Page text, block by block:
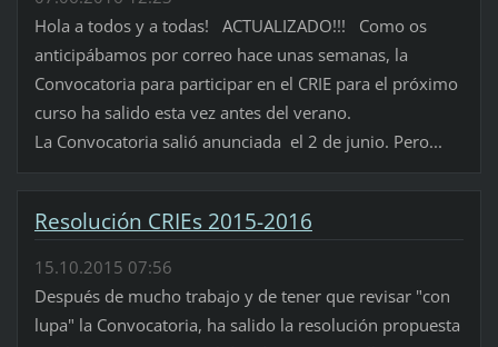
Hola a todos y a todas! ACTUALIZADO!!! Como os
anticipábamos por correo hace unas semanas, la
Convocatoria para participar en el CRIE para el próximo
curso ha salido esta vez antes del verano.
La Convocatoria salió anunciada el 2 de junio. Pero...
Resolución CRIEs 2015-2016
15.10.2015 07:56
Después de mucho trabajo y de tener que revisar "con
lupa" la Convocatoria, ha salido la resolución propuesta